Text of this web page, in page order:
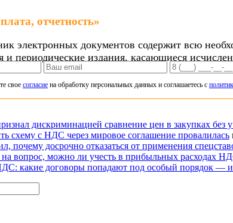
отчетность»
электронных документов содержит всю
и периодические издания, касающиеся
свое согласие на обработку персональных данных и соглашаетесь с
дискриминацией сравнение цен в закупках без
схему с НДС через мировое соглашение провалилась
почему досрочно отказаться от применения
вопрос, можно ли учесть в прибыльных расходах
какие договоры попадают под особый порядок —